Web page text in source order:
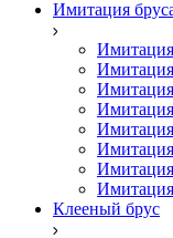
Имитация
Имитация
Имитация
Имитация
Имитация
Клееный брус